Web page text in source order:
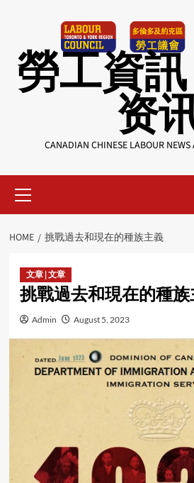
勞工資
资
CANADIAN CHINESE LABOUR
Menu
HOME 挑戰過去和現在的種族主義
文章 | 文章
挑戰過去和現在的種
Admin August 5, 2023